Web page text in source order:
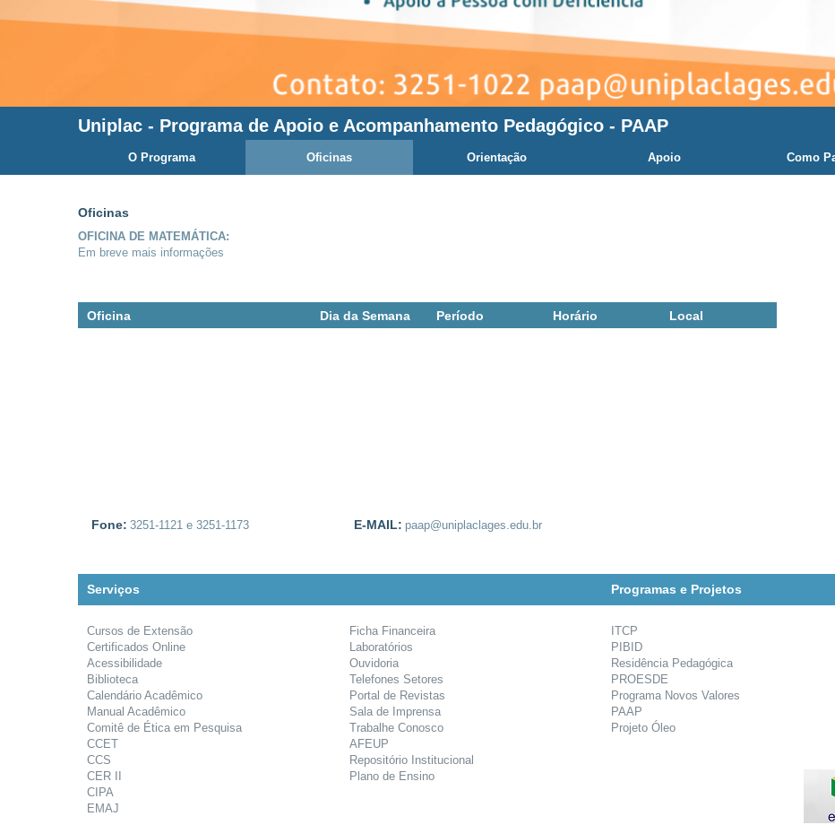
Uniplac - Programa de Apoio e Acompanhamento Pedagógico - PAAP
O Programa Oficinas Orientação Apoio Como
Oficinas
OFICINA DE MATEMÁTICA:
Em breve mais informações
Oficina Dia da Semana Período Horário Local
Fone: 3251-1121 e 3251-1173 E-MAIL: paap@uniplaclages.edu.br
Serviços
Cursos de Extensão
Certificados Online
Acessibilidade
Biblioteca
Calendário Acadêmico
Manual Acadêmico
Comitê de Ética em Pesquisa
CCET
CCS
CER II
CIPA
EMAJ
Ficha Financeira
Laboratórios
Ouvidoria
Telefones Setores
Portal de Revistas
Sala de Imprensa
Trabalhe Conosco
AFEUP
Repositório Institucional
Plano de Ensino
Programas e Projetos
ITCP
PIBID
Residência Pedagógica
PROESDE
Programa Novos Valores
PAAP
Projeto Óleo